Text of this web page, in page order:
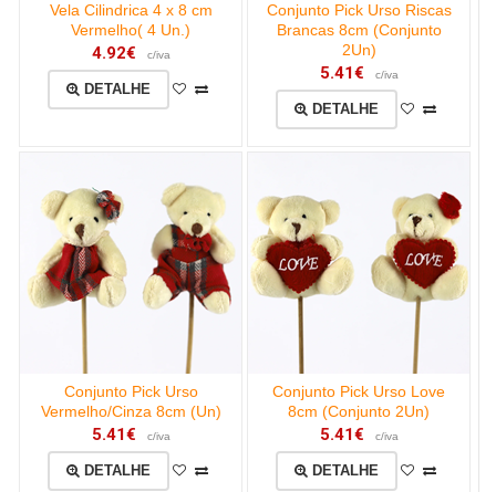
Vela Cilindrica 4 x 8 cm
Vermelho( 4 Un.)
4.92€ c/iva
DETALHE
Conjunto Pick Urso Riscas
Brancas 8cm (Conjunto
2Un)
5.41€ c/iva
DETALHE
Conjunto Pick Urso
Vermelho/Cinza 8cm (Un)
5.41€ c/iva
DETALHE
Conjunto Pick Urso Love
8cm (Conjunto 2Un)
5.41€ c/iva
DETALHE